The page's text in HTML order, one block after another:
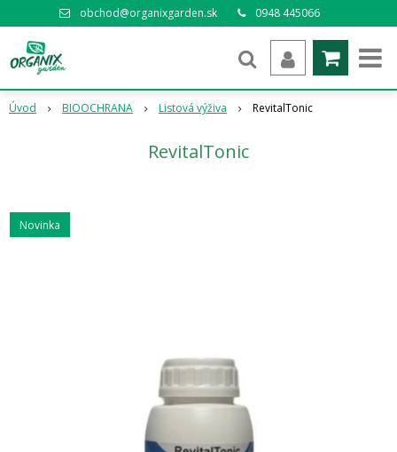
obchod@organixgarden.sk 0948 445066
Úvod BIOOCHRANA Listová výživa RevitalTonic
RevitalTonic
Novinka